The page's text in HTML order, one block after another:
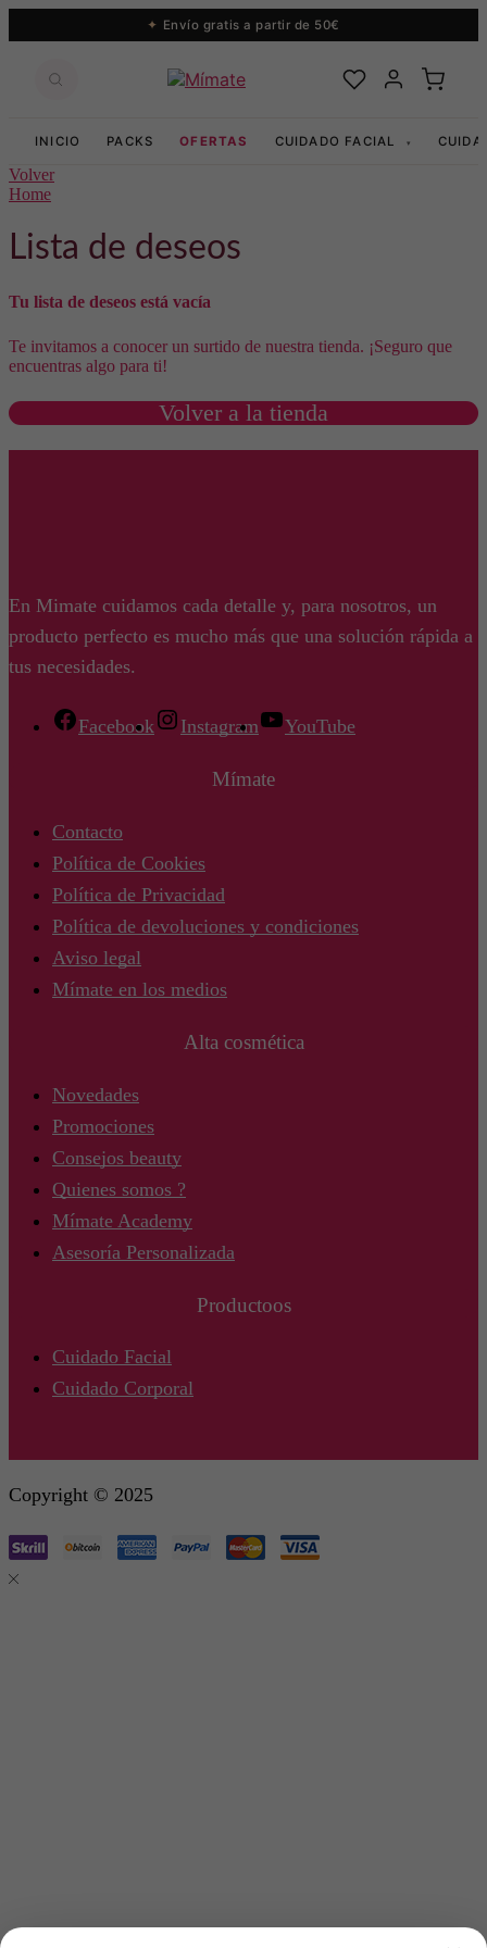
Envío gratis a partir de 50€
INICIO PACKS OFERTAS CUIDADO FACIAL ▾
Volver
Home
Lista de deseos
Tu lista de deseos está vacía
Te invitamos a conocer un surtido de nuestra tienda. ¡Seguro que
encuentras algo para ti!
volver a la tienda
En Mimate cuidamos cada detalle y, para nosotros, un
producto perfecto es mucho más que una solución rápida a
tus necesidades.
Facebook Instagram YouTube
Mímate
Contacto
Política de Cookies
Política de Privacidad
Política de devoluciones y condiciones
Aviso legal
Mímate en los medios
Alta cosmética
Novedades
Promociones
Consejos beauty
Quienes somos ?
Mímate Academy
Asesoría Personalizada
Productoos
Cuidado Facial
Cuidado Corporal
Copyright © 2025